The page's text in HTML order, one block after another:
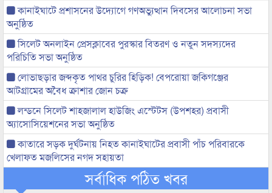
কানাইঘাটে প্রশাসনের উদ্যোগে গণঅভ্যুত্থান দিবসের আলোচনা সভা
অনুষ্ঠিত
সিলেট অনলাইন প্রেসক্লাবের পুরস্কার বিতরণ ও নতুন সদস্যদের
পরিচিতি সভা অনুষ্ঠিত
লোভাছড়ার জব্দকৃত পাথর চুরির হিড়িক! বেপরোয়া জকিগঞ্জের
আটগ্রামের অবৈধ ক্রাশার জোন চক্র
লন্ডনে সিলেট শাহজালাল হাউজিং এস্টেটস (উপশহর) প্রবাসী
অ্যাসোসিয়েশনের সভা অনুষ্ঠিত
কাতারে সড়ক দুর্ঘটনায় নিহত কানাইঘাটের প্রবাসী পাঁচ পরিবারকে
খেলাফত মজলিসের নগদ সহায়তা
সর্বাধিক পঠিত খবর